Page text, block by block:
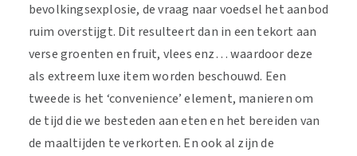
bevolkingsexplosie, de vraag naar voedsel het aanbod
ruim overstijgt. Dit resulteert dan in een tekort aan
verse groenten en fruit, vlees enz… waardoor deze
als extreem luxe item worden beschouwd. Een
tweede is het ‘convenience’ element, manieren om
de tijd die we besteden aan eten en het bereiden van
de maaltijden te verkorten. En ook al zijn de